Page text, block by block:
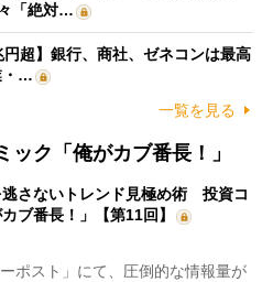
「絶対…
円超】銀行、商社、ゼネコンは最高
・…
一覧を見る
ク「俺がカブ番長！」
逃さないトレンド見極め術 投資コ
ブ番長！」【第11回】
ポスト」にて、圧倒的な情報量が